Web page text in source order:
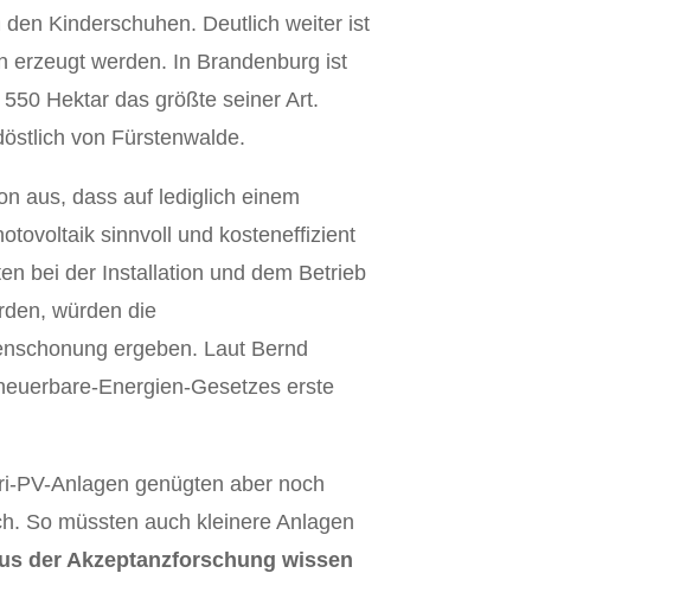
Kinderschuhen. Deutlich weiter ist
erzeugt werden. In Brandenburg ist
Hektar das größte seiner Art.
von Fürstenwalde.
aus, dass auf lediglich einem
sinnvoll und kosteneffizient
bei der Installation und dem Betrieb
würden die
ergeben. Laut Bernd
Energien-Gesetzes erste
PV-Anlagen genügten aber noch
So müssten auch kleinere Anlagen
der Akzeptanzforschung wissen